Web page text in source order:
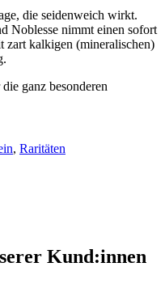
die seidenweich wirkt.
Noblesse nimmt einen sofort
zart kalkigen (mineralischen)
ganz besonderen
, Raritäten
Kund:innen